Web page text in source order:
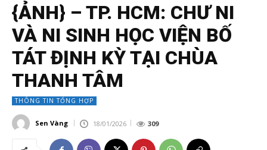
{ẢNH} – TP. HCM: CHƯ NI
VÀ NI SINH HỌC VIỆN BỐ
TÁT ĐỊNH KỲ TẠI CHÙA
THANH TÂM
THÔNG TIN TỔNG HỢP
Sen Vàng 18/01/2026 309